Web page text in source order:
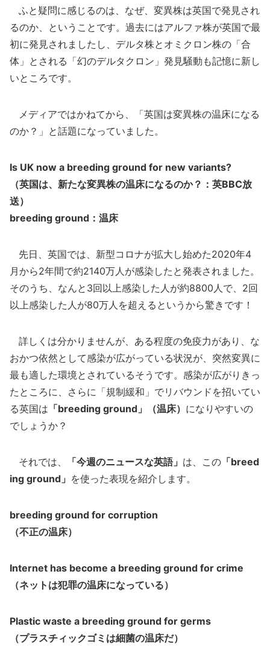
ふと疑問に感じるのは、なぜ、変異株は英国で発見され
るのか、ということです。過去にはアルファ株が英国で最
初に発見されましたし、デルタ株とオミクロン株の「合
体」とされる「幻のデルタクロン」発見騒動も記憶に新し
いところです。
メディアではかねてから、「英国は変異株の温床になる
のか？」と話題になっていました。
Is UK now a breeding ground for new variants?
（英国は、新たな変異株の温床になるのか？：英BBC放
送）
breeding ground：温床
先日、英国では、新型コロナが拡大し始めた2020年4
月から2年間で約2140万人が感染したと発表されました。
そのうち、なんと3回以上感染した人が約8800人で、2回
以上感染した人が80万人を超えるというから驚きです！
詳しくは分かりませんが、ある程度の免疫力があり、な
おかつ依然として感染が広がっている状況が、突然変異に
最も適した環境とされているそうです。感染が広がりきっ
たところに、さらに「規制緩和」でリバウンドを招いてい
る英国は 「breeding ground」（温床） になりやすいの
でしょうか？
それでは、 「今週のニュースな英語」 は、この 「breed
ing ground」 を使った表現を紹介します。
breeding ground for corruption
（不正の温床）
Internet has become a breeding ground for crime
（ネットは犯罪の温床になっている）
Plastic waste a breeding ground for germs
（プラスチィックゴミは細菌の温床だ）